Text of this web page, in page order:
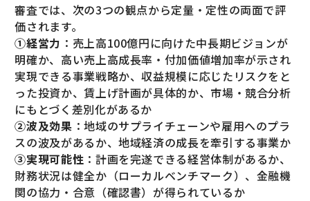
審査では、次の3つの観点から定量・定性の両面で評
価されます。
①経営力 ：売上高100億円に向けた中長期ビジョンが
明確か、高い売上高成長率・付加価値増加率が示され
実現できる事業戦略か、収益規模に応じたリスクをと
った投資か、賃上げ計画が具体的か、市場・競合分析
にもとづく差別化があるか
②波及効果 ：地域のサプライチェーンや雇用へのプラ
スの波及があるか、地域経済の成長を牽引する事業か
③実現可能性 ：計画を完遂できる経営体制があるか、
財務状況は健全か（ローカルベンチマーク）、金融機
関の協力・合意（確認書）が得られているか